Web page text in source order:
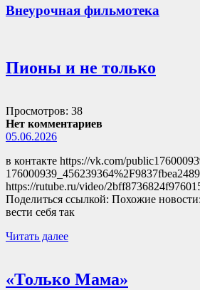
Внеурочная фильмотека
Пионы и не только
Просмотров: 38
Нет комментариев
05.06.2026
в контакте https://vk.com/
https://rutube.ru/video/
Поделиться ссылкой: Похожие
вести себя так
Читать далее
«Только Мама»